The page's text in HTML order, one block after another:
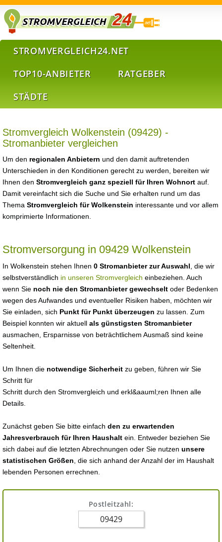
STROMVERGLEICH24.NET
TOP10-ANBIETER
RATGEBER
STÄDTE
Stromvergleich Wolkenstein (09429) -
Stromanbieter vergleichen
Um den regionalen Anbietern und den damit auftretenden
Unterschieden in den Konditionen gerecht zu werden, bereiten wir
Ihnen den Stromvergleich ganz speziell für Ihren Wohnort auf.
Damit vereinfacht sich die Suche und Sie erhalten rund um das
Thema Stromvergleich für Wolkenstein interessante und vor allem
komprimierte Informationen.
Stromversorgung in 09429 Wolkenstein
In Wolkenstein stehen Ihnen 0 Stromanbieter zur Auswahl , die wir
selbstverständlich in unseren Stromvergleich einbeziehen. Auch
wenn Sie noch nie den Stromanbieter gewechselt oder Bedenken
wegen des Aufwandes und eventueller Risiken haben, möchten wir
Sie einladen, sich Punkt für Punkt überzeugen zu lassen. Zum
Beispiel konnten wir aktuell als günstigsten Stromanbieter
ausmachen, Ersparnisse von beträchtlichem Ausmaß sind keine
Seltenheit.
Um Ihnen die notwendige Sicherheit zu geben, führen wir Sie
Schritt für
Schritt durch den Stromvergleich und erkl&aauml;ren Ihnen alle
Details.
Zunächst geben Sie bitte einfach den zu erwartenden
Jahresverbrauch für Ihren Haushalt ein. Entweder beziehen Sie
sich dabei auf die letzten Abrechnungen oder Sie nutzen unsere
statistischen Größen , die sich anhand der Anzahl der im Haushalt
lebenden Personen errechnen.
Postleitzahl: